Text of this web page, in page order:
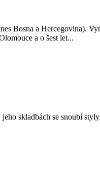
Bosna a Hercegovina).
a o šest let...
skladbách se snoubí